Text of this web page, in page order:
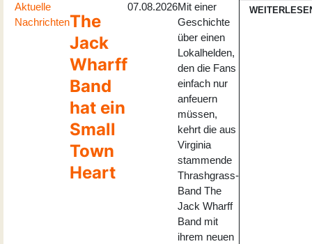
Aktuelle
NachrichtenThe
Jack
Wharff
Band
hat ein
Small
Town
Heart
07.08.2026Mit einer
Geschichte
über einen
Lokalhelden,
den die Fans
einfach nur
anfeuern
müssen,
kehrt die aus
Virginia
stammende
Thrashgrass-
Band The
Jack Wharff
Band mit
ihrem neuen